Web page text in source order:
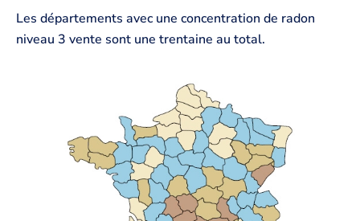
Les départements avec une concentration de radon
niveau 3 vente sont une trentaine au total.